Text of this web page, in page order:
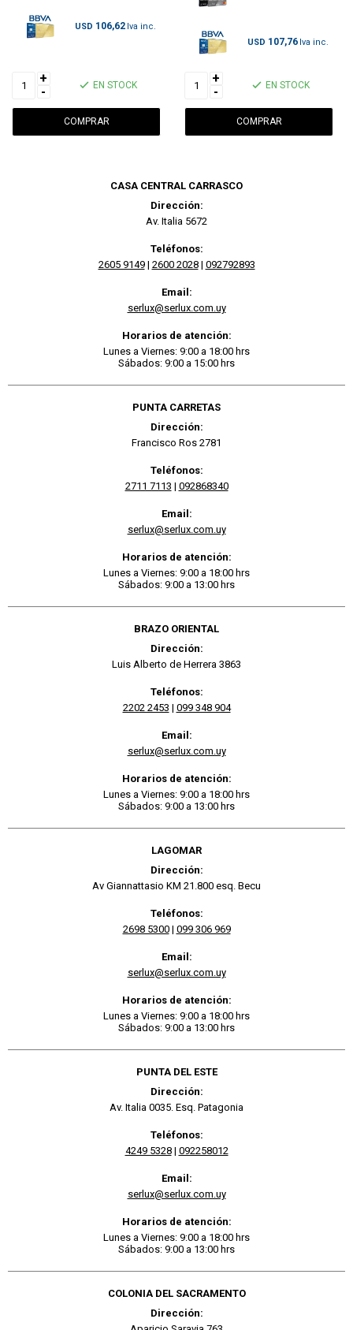
USD 106,62
+
-
EN STOCK
USD 107,76
+
-
EN STOCK
CASA CENTRAL CARRASCO
Dirección:
Av. Italia 5672
Teléfonos:
2605 9149| 2600 2028| 092792893
Email:
serlux@serlux.com.uy
Horarios de atención:
Lunes a Viernes: 9:00 a 18:00 hrs
Sábados: 9:00 a 15:00 hrs
PUNTA CARRETAS
Dirección:
Francisco Ros 2781
Teléfonos:
2711 7113 | 092868340
Email:
serlux@serlux.com.uy
Horarios de atención:
Lunes a Viernes: 9:00 a 18:00 hrs
Sábados: 9:00 a 13:00 hrs
BRAZO ORIENTAL
Dirección:
Luis Alberto de Herrera 3863
Teléfonos:
2202 2453 | 099 348 904
Email:
serlux@serlux.com.uy
Horarios de atención:
Lunes a Viernes: 9:00 a 18:00 hrs
Sábados: 9:00 a 13:00 hrs
LAGOMAR
Dirección:
Av Giannattasio KM 21.800 esq. Becu
Teléfonos:
2698 5300| 099 306 969
Email:
serlux@serlux.com.uy
Horarios de atención:
Lunes a Viernes: 9:00 a 18:00 hrs
Sábados: 9:00 a 13:00 hrs
PUNTA DEL ESTE
Dirección:
Av. Italia 0035. Esq. Patagonia
Teléfonos:
4249 5328| 092258012
Email:
serlux@serlux.com.uy
Horarios de atención:
Lunes a Viernes: 9:00 a 18:00 hrs
Sábados: 9:00 a 13:00 hrs
COLONIA DEL SACRAMENTO
Dirección: